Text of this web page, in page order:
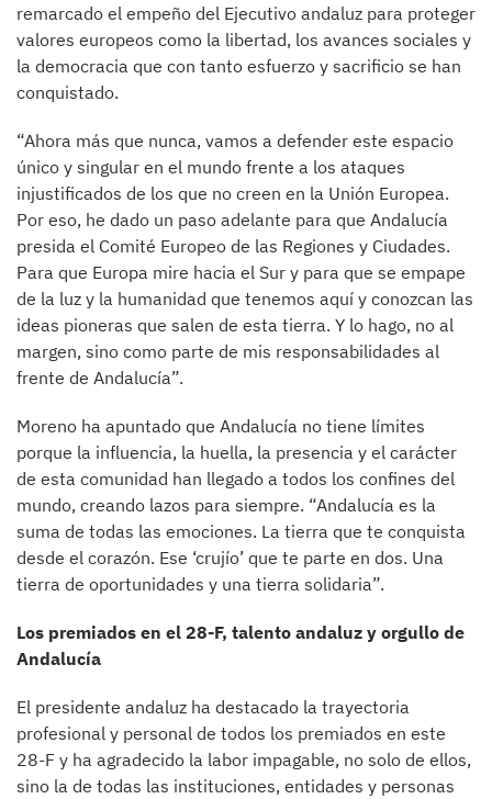
remarcado el empeño del Ejecutivo andaluz para proteger
valores europeos como la libertad, los avances sociales y
la democracia que con tanto esfuerzo y sacrificio se han
conquistado.
“Ahora más que nunca, vamos a defender este espacio
único y singular en el mundo frente a los ataques
injustificados de los que no creen en la Unión Europea.
Por eso, he dado un paso adelante para que Andalucía
presida el Comité Europeo de las Regiones y Ciudades.
Para que Europa mire hacia el Sur y para que se empape
de la luz y la humanidad que tenemos aquí y conozcan las
ideas pioneras que salen de esta tierra. Y lo hago, no al
margen, sino como parte de mis responsabilidades al
frente de Andalucía”.
Moreno ha apuntado que Andalucía no tiene límites
porque la influencia, la huella, la presencia y el carácter
de esta comunidad han llegado a todos los confines del
mundo, creando lazos para siempre. “Andalucía es la
suma de todas las emociones. La tierra que te conquista
desde el corazón. Ese ‘crujío’ que te parte en dos. Una
tierra de oportunidades y una tierra solidaria”.
Los premiados en el 28-F, talento andaluz y orgullo de
Andalucía
El presidente andaluz ha destacado la trayectoria
profesional y personal de todos los premiados en este
28-F y ha agradecido la labor impagable, no solo de ellos,
sino la de todas las instituciones, entidades y personas